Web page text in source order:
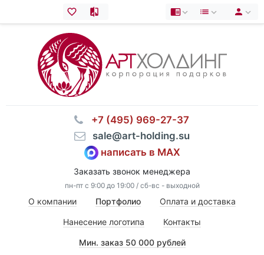
⠀+7 (495) 969-27-37
⠀sale@art-holding.su
написать в MAX
Заказать звонок менеджера
пн-пт с 9:00 до 19:00 / сб-вс - выходной
О компании Портфолио Оплата и доставка
Нанесение логотипа Контакты
Мин. заказ 50 000 рублей